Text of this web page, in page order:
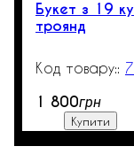
Букет з 19
троянд
1 800грн
Купити